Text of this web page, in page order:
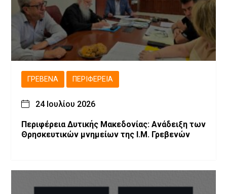
ΓΡΕΒΕΝΆ ΠΕΡΙΦΈΡΕΙΑ
24 Ιουλίου 2026
Περιφέρεια Δυτικής Μακεδονίας: Ανάδειξη των